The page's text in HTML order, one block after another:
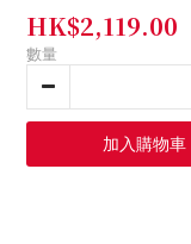
HK$2,119.00
數量
加入購物車